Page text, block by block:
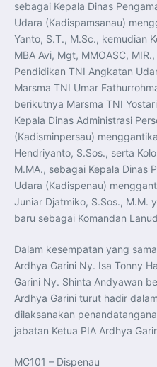
sebagai Kepala Dinas
Udara (Kadispamsanau)
Yanto, S.T., M.Sc., kemudian
MBA Avi, Mgt, MMOASC,
Pendidikan TNI Angkatan
Marsma TNI Umar
berikutnya Marsma TNI
Kepala Dinas Administrasi
(Kadisminpersau)
Hendriyanto, S.Sos., serta
M.MA., sebagai Kepala Dinas
Udara (Kadispenau)
Juniar Djatmiko, S.Sos., M.M.
baru sebagai Komandan
Dalam kesempatan yang
Ardhya Garini Ny. Isa Tonny
Garini Ny. Shinta Andyawan
Ardhya Garini turut hadir
dilaksanakan
jabatan Ketua PIA Ardhya
MC101 – Dispenau